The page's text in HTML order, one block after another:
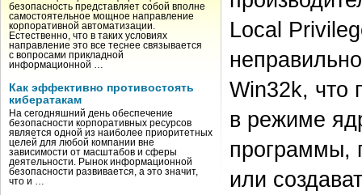
безопасность представляет собой вполне
самостоятельное мощное направление
корпоративной автоматизации.
Естественно, что в таких условиях
направление это все теснее связывается
с вопросами прикладной
информационной …
Как эффективно противостоять
кибератакам
На сегодняшний день обеспечение
безопасности корпоративных ресурсов
является одной из наиболее приоритетных
целей для любой компании вне
зависимости от масштабов и сферы
деятельности. Рынок информационной
безопасности развивается, а это значит,
что и …
Local
Win32k, что
в режиме
программы,
или